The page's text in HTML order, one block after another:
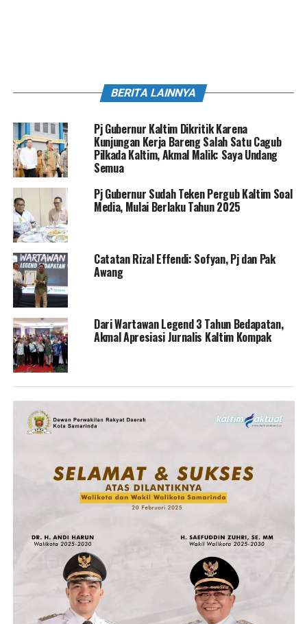
BERITA LAINNYA
Pj Gubernur Kaltim Dikritik Karena
Kunjungan Kerja Bareng Salah Satu Cagub
Pilkada Kaltim, Akmal Malik: Saya Undang
Semua
Pj Gubernur Sudah Teken Pergub Kaltim Soal
Media, Mulai Berlaku Tahun 2025
Catatan Rizal Effendi: Sofyan, Pj dan Pak
Awang
Dari Wartawan Legend 3 Tahun Bedapatan,
Akmal Apresiasi Jurnalis Kaltim Kompak